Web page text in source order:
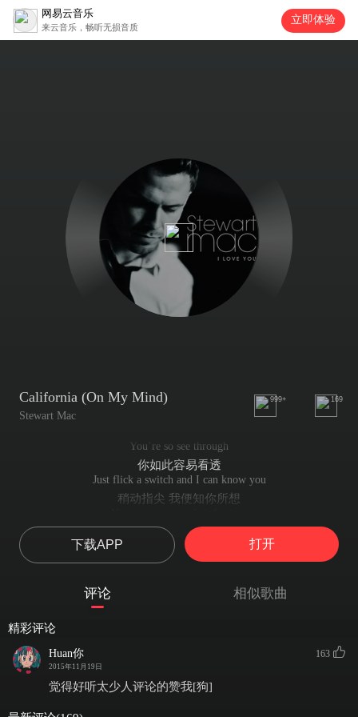
网易云音乐
来云音乐，畅听无损音质
立即体验
California (On My Mind)
Stewart Mac
999+ 169
You’re so see through
你如此容易看透
Just flick a switch and I can know you
稍动指尖 我便知你所想
你又是如此单纯
It’s funny you couldn’t care less
我无法不在意天真烂漫的你
But you don’t know your pull is effortless
你不知道 你早已俘获了我的心
Feels like we could be best friends
下载APP 打开
评论 相似歌曲
精彩评论
Huan你
2015年11月19日
163
觉得好听太少人评论的赞我[狗]